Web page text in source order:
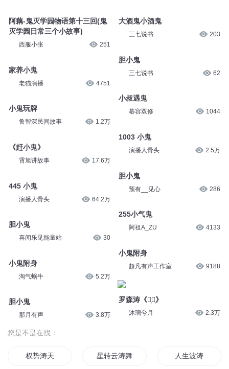
阿藕-鬼灭学园物语第十三回(鬼
灭学园日常三个小故事)
西服小张 251
家养小鬼
老猫演播 4751
小鬼玩牌
鲁智深民间故事 1.2万
《赶小鬼》
霄旭讲故事 17.6万
445 小鬼
演播人骨头 64.2万
胆小鬼
喜闻乐见能量站 30
小鬼附身
淘气蜗牛 5.2万
胆小鬼
那月有声 3.8万
大酒鬼小酒鬼
三七说书 203
胆小鬼
三七说书 62
小叔遇鬼
慕容双修 1044
1003 小鬼
演播人骨头 2.5万
胆小鬼
预有__见心 286
255小气鬼
阿祖A_ZU 4133
小鬼附身
超凡有声工作室 9188
罗森涛《小᷂孩᷂》
沐璃兮月 2.3万
您是不是在找：
权势涛天 星转云涛舞千帆 人生波涛